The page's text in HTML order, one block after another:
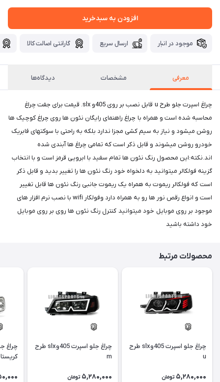
افزودن به سبدخرید
موجود در انبار ارسال سریع گارانتی اصالت کالا
معرفی مشخصات دیدگاه‌ها
چراغ اسپرت جلو طرح u قابل نصب بر روی 405و slx. قیمت برای جفت چراغ
محاسبه شده است و همراه با چراغ راهنمای رایگان نئون ها روی چراغ کوچیک ها
روشن میشود و نیاز به سیم کشی مجزا ندارد بلکه به راحتی با سوکتهای فابریک
خودرو روشن میشوند و قابل ذکر است که تمامی چراغ ها آبندی شده
اند.نکته:این محصول رنگ نئون ها تمام سفید با ابرویی قرمز است و با انتخاب
گزینه فولکالر میتوانید به دلخواه خود رنگ نئون ها را تغییر بدید و قابل ذکر
است که فولکالر ریموت به همراه یک ریموت جانبی رنگ نئون ها قابل تغییر
است و انواع رقص نور ها رو به همراه دارد وفولکار wifi با نصب نرم افزار های
موجود بر روی موبایل خود میتوانید کنترل رنگ نئون ها روی بر روی موبایل
خود داشته باشید
محصولات مرتبط
چراغ جلو اسپرت 405وslx طرح
u
5,280,000 تومان
چراغ جلو اسپرت 405وslx طرح
m
5,280,000 تومان